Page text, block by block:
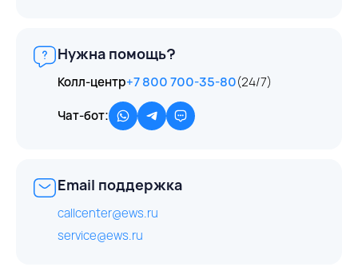
Нужна помощь?
Колл-центр+7 800 700-35-80(24/7)
Чат-бот:
Email поддержка
callcenter@ews.ru
service@ews.ru